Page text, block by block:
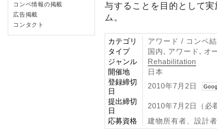
コンペ情報の掲載
広告掲載
コンタクト
与することを目的として
ム。
カテゴリ
アワード / コンペ
タイプ
国内, アワード, オ
ジャンル
Rehabilitation
開催地
日本
登録締切
日
2010年7月2日
提出締切
日
2010年7月2日（必
応募資格
建物所有者、設計